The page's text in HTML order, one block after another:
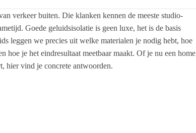
verkeer buiten. Die klanken kennen de meeste studio-
Goede geluidsisolatie is geen luxe, het is de basis
leggen we precies uit welke materialen je nodig hebt, hoe
hoe je het eindresultaat meetbaar maakt. Of je nu een home
hier vind je concrete antwoorden.